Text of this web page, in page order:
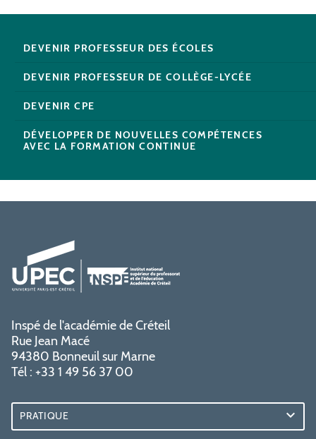
DEVENIR PROFESSEUR DES ÉCOLES
DEVENIR PROFESSEUR DE COLLÈGE-LYCÉE
DEVENIR CPE
DÉVELOPPER DE NOUVELLES COMPÉTENCES
AVEC LA FORMATION CONTINUE
Inspé de l'académie de Créteil
Rue Jean Macé
94380 Bonneuil sur Marne
Tél : +33 1 49 56 37 00
PRATIQUE